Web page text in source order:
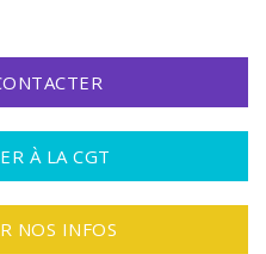
À LA CGT
NOS INFOS